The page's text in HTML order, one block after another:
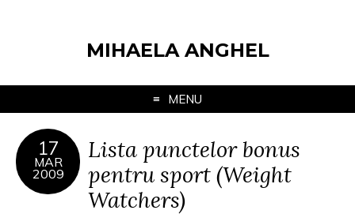
MIHAELA ANGHEL
MENU
17
MAR
2009
Lista punctelor bonus
pentru sport (Weight
Watchers)